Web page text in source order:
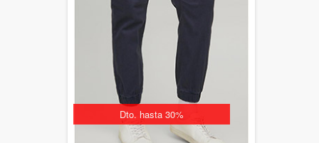
Dto. hasta 30%